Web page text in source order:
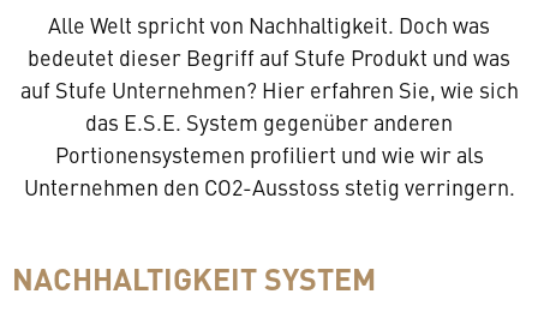
Alle Welt spricht von Nachhaltigkeit. Doch was
bedeutet dieser Begriff auf Stufe Produkt und was
auf Stufe Unternehmen? Hier erfahren Sie, wie sich
das E.S.E. System gegenüber anderen
Portionensystemen profiliert und wie wir als
Unternehmen den CO2-Ausstoss stetig verringern.
NACHHALTIGKEIT SYSTEM